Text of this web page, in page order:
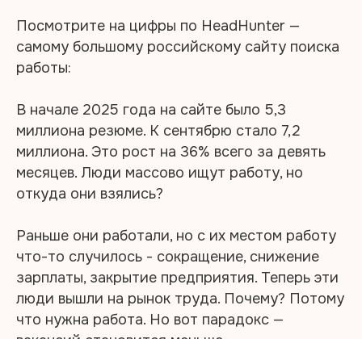
Посмотрите на цифры по HeadHunter —
самому большому российскому сайту поиска
работы:
В начале 2025 года на сайте было 5,3
миллиона резюме. К сентябрю стало 7,2
миллиона. Это рост на 36% всего за девять
месяцев. Люди массово ищут работу, но
откуда они взялись?
Раньше они работали, но с их местом работу
что-то случилось - сокращение, снижение
зарплаты, закрытие предприятия. Теперь эти
люди вышли на рынок труда. Почему? Потому
что нужна работа. Но вот парадокс —